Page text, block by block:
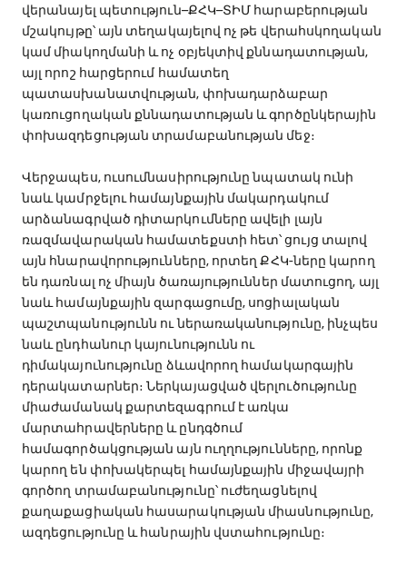
վերանայել պետություն–ՔՀԿ–ՏԻՄ հարաբերության
մշակույթը՝ այն տեղակայելով ոչ թե վերահսկողական
կամ միակողմանի և ոչ օբյեկտիվ քննադատության,
այլ որոշ հարցերում համատեղ
պատասխանատվության, փոխադարձաբար
կառուցողական քննադատության և գործընկերային
փոխազդեցության տրամաբանության մեջ։
Վերջապես, ուսումնասիրությունը նպատակ ունի
նաև կամրջելու համայնքային մակարդակում
արձանագրված դիտարկումները ավելի լայն
ռազմավարական համատեքստի հետ՝ ցույց տալով
այն հնարավորությունները, որտեղ ՔՀԿ-ները կարող
են դառնալ ոչ միայն ծառայություններ մատուցող, այլ
նաև համայնքային զարգացումը, սոցիալական
պաշտպանությունն ու ներառականությունը, ինչպես
նաև ընդհանուր կայունությունն ու
դիմակայունությունը ձևավորող համակարգային
դերակատարներ։ Ներկայացված վերլուծությունը
միաժամանակ քարտեզագրում է առկա
մարտահրավերները և ընդգծում
համագործակցության այն ուղղությունները, որոնք
կարող են փոխակերպել համայնքային միջավայրի
գործող տրամաբանությունը՝ ուժեղացնելով
քաղաքացիական հասարակության միասնությունը,
ազդեցությունը և հանրային վստահությունը։